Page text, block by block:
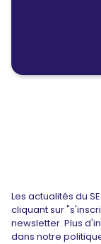
Les actualités du
cliquant sur
newsletter. Plus
dans notre